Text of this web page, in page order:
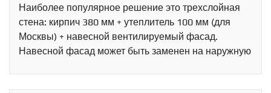
Наиболее популярное решение это трехслойная
стена: кирпич 380 мм + утеплитель 100 мм (для
Москвы) + навесной вентилируемый фасад.
Навесной фасад может быть заменен на наружную